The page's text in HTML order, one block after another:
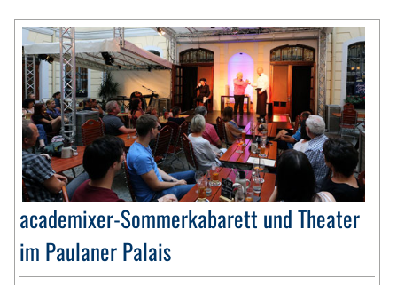
academixer-Sommerkabarett und Theater
im Paulaner Palais